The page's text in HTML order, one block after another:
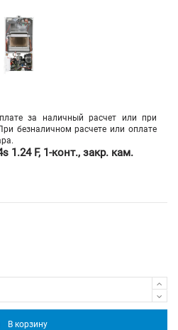
за наличный расчет или при
безналичном расчете или оплате
1.24 F, 1-конт., закр. кам.
В корзину